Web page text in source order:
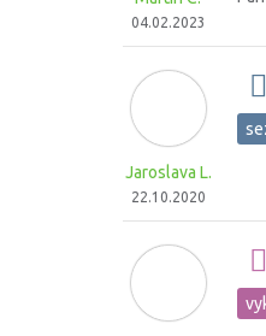
04.02.2023
Jaroslava L.
22.10.2020